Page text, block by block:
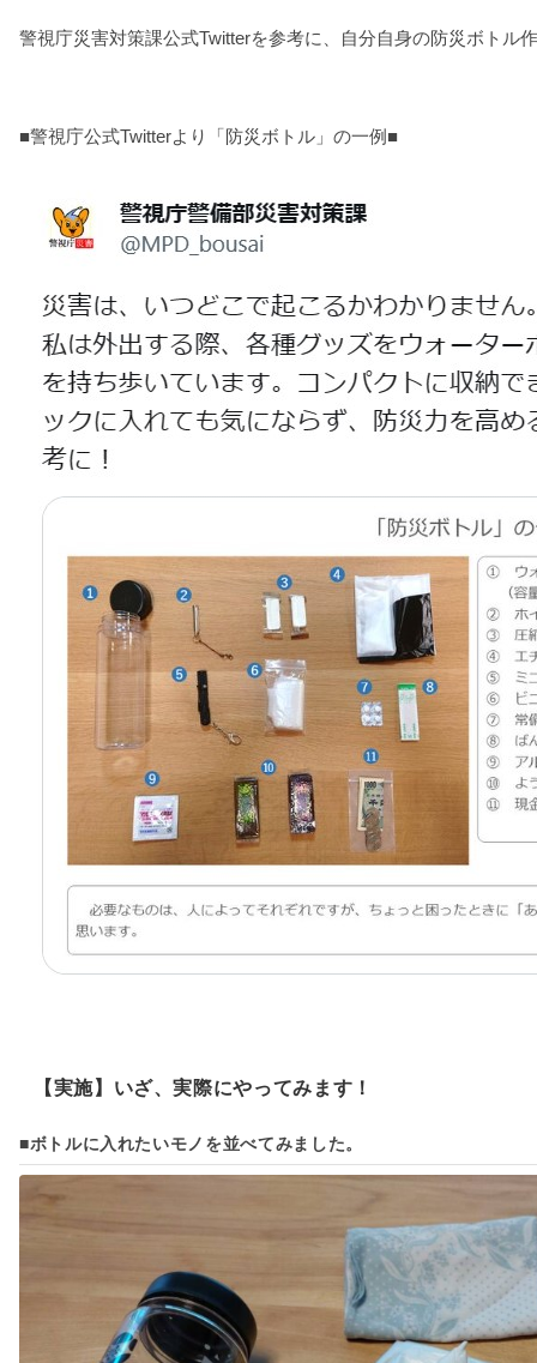
警視庁災害対策課公式Twitterを参考に、自分自身の防災ボトル
■警視庁公式Twitterより「防災ボトル」の一例■
【実施】いざ、実際にやってみます！
■ボトルに入れたいモノを並べてみました。